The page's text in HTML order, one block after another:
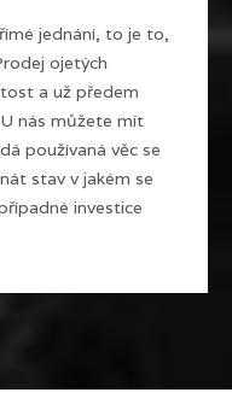
jednání, to je to,
ojetých
a už předem
nás můžete mít
používaná věc se
stav v jakém se
investice